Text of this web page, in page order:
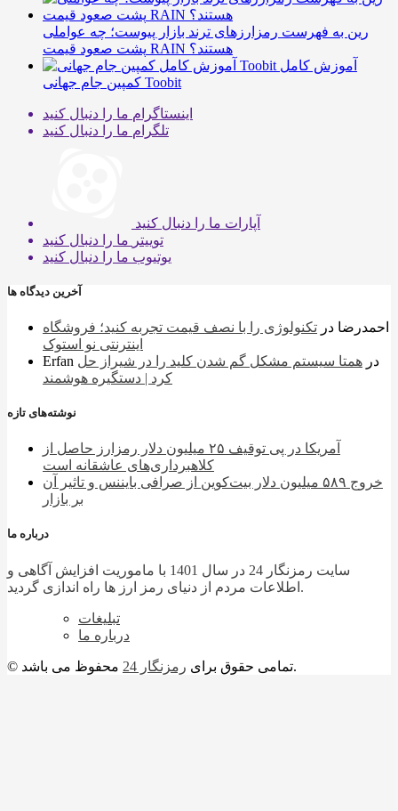
رین به فهرست رمزارزهای ترند بازار پیوست؛ چه عواملی
پشت صعود قیمت RAIN هستند؟
آموزش کامل
کمپین جام جهانی Toobit
اینستاگرام ما را دنبال کنید
تلگرام ما را دنبال کنید
آپارات ما را دنبال کنید
توییتر ما را دنبال کنید
یوتیوب ما را دنبال کنید
آخرین دیدگاه ها
احمدرضا در تکنولوژی را با نصف قیمت تجربه کنید؛ فروشگاه
اینترنتی نو استوک
Erfan
در همتا سیستم مشکل گم شدن کلید را در شیراز حل
کرد | دستگیره هوشمند
نوشته‌های تازه
آمریکا در پی توقیف ۲۵ میلیون دلار رمزارز حاصل از
کلاهبرداری‌های عاشقانه است
خروج ۵۸۹ میلیون دلار بیت‌کوین از صرافی بایننس و تاثیر آن
بر بازار
درباره ما
سایت رمزنگار 24 در سال 1401 با ماموریت افزایش آگاهی و
اطلاعات مردم از دنیای رمز ارز ها راه اندازی گردید.
تبلیغات
درباره ما
© تمامی حقوق برای رمزنگار 24 محفوظ می باشد.